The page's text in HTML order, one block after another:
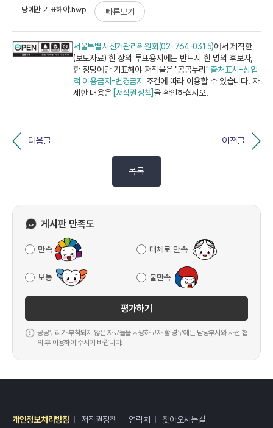
당에만 기표해야.hwp 빠른보기
서울특별시선거관리위원회(02-764-0315)에서 제작한
(보도자료) 한 장의 투표용지에는 반드시 한 명의 후보자,
한 정당에만 기표해야 저작물은 "공공누리" 출처표시-상업
적 이용금지-변경금지 조건에 따라 이용할 수 있습니다. 자
세한 내용은 [저작권정책]을 확인하십시오.
다음글 이전글
목록
게시판 만족도
만족 대체로 만족
보통 불만족
평가하기
공공누리가 부착되지 않은 자료들을 사용하고자 할 경우에는 담당부서와 사전 협
의 후 이용하여 주시기 바랍니다.
개인정보처리방침 저작권정책 연락처 찾아오시는길